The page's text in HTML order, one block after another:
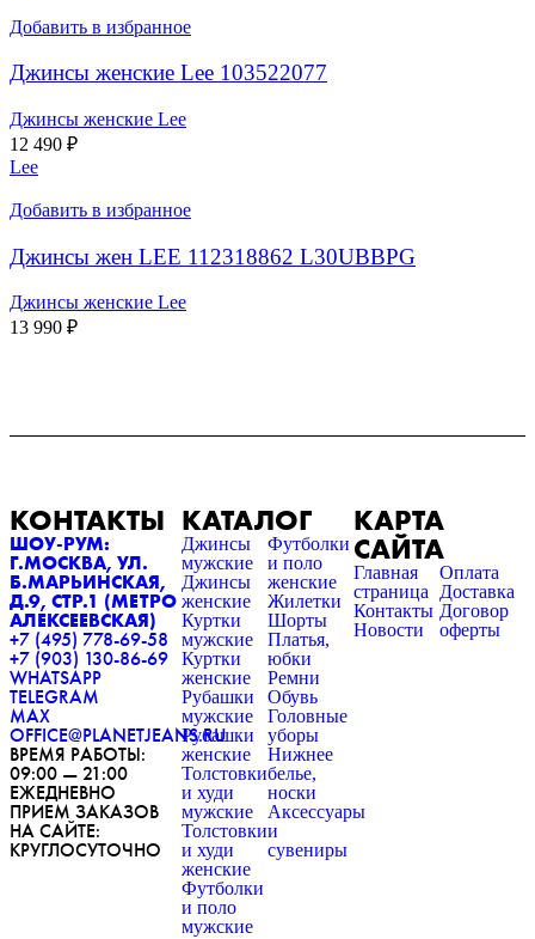
Добавить в избранное
Джинсы женские Lee 103522077
Джинсы женские Lee
12 490 ₽
Lee
Добавить в избранное
Джинсы жен LEE 112318862 L30UBBPG
Джинсы женские Lee
13 990 ₽
КОНТАКТЫ
ШОУ-РУМ:
Г.МОСКВА, УЛ.
Б.МАРЬИНСКАЯ,
Д.9, СТР.1 (МЕТРО
АЛЕКСЕЕВСКАЯ)
+7 (495) 778-69-58
+7 (903) 130-86-69
WHATSAPP
TELEGRAM
MAX
OFFICE@PLANETJEANS.RU
ВРЕМЯ РАБОТЫ:
09:00 — 21:00
ЕЖЕДНЕВНО
ПРИЕМ ЗАКАЗОВ
НА САЙТЕ:
КРУГЛОСУТОЧНО
КАТАЛОГ
Джинсы
мужские
Джинсы
женские
Куртки
мужские
Куртки
женские
Рубашки
мужские
Рубашки
женские
Толстовки
и худи
мужские
Толстовки
и худи
женские
Футболки
и поло
мужские
Футболки
и поло
женские
Жилетки
Шорты
Платья,
юбки
Ремни
Обувь
Головные
уборы
Нижнее
белье,
носки
Аксессуары
и
сувениры
КАРТА
САЙТА
Главная
страница
Контакты
Новости
Оплата
Доставка
Договор
оферты